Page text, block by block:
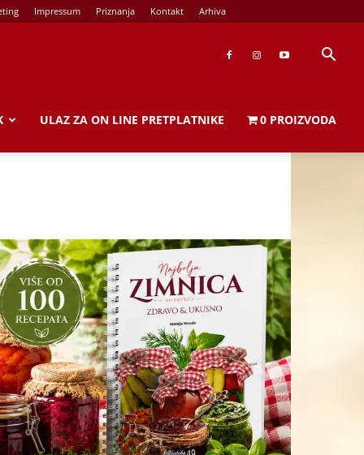
Impressum Priznanja Kontakt Arhiva
ULAZ ZA ON LINE PRETPLATNIKE 0 PROIZVODA